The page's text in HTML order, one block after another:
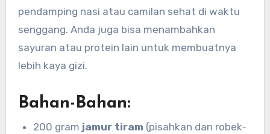
pendamping nasi atau camilan sehat di waktu
senggang. Anda juga bisa menambahkan
sayuran atau protein lain untuk membuatnya
lebih kaya gizi.
Bahan-Bahan:
200 gram jamur tiram (pisahkan dan robek-